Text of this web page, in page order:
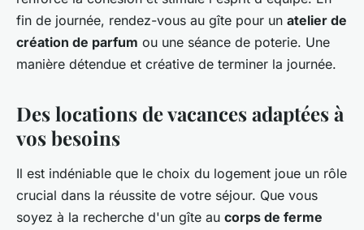
fin de journée, rendez-vous au gîte pour un atelier de
création de parfum ou une séance de poterie. Une
manière détendue et créative de terminer la journée.
Des locations de vacances adaptées à
vos besoins
Il est indéniable que le choix du logement joue un rôle
crucial dans la réussite de votre séjour. Que vous
soyez à la recherche d'un gîte au corps de ferme